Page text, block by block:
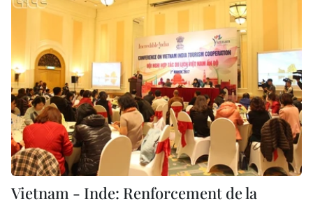
Vietnam - Inde: Renforcement de la